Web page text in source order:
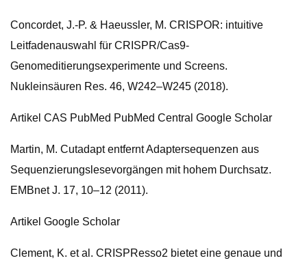
Concordet, J.-P. & Haeussler, M. CRISPOR: intuitive
Leitfadenauswahl für CRISPR/Cas9-
Genomeditierungsexperimente und Screens.
Nukleinsäuren Res. 46, W242–W245 (2018).
Artikel CAS PubMed PubMed Central Google Scholar
Martin, M. Cutadapt entfernt Adaptersequenzen aus
Sequenzierungslesevorgängen mit hohem Durchsatz.
EMBnet J. 17, 10–12 (2011).
Artikel Google Scholar
Clement, K. et al. CRISPResso2 bietet eine genaue und